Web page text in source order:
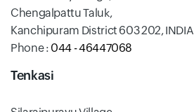
Chengalpattu Taluk,
Kanchipuram District 603 202, INDIA
Phone : 044 - 46447068
Tenkasi